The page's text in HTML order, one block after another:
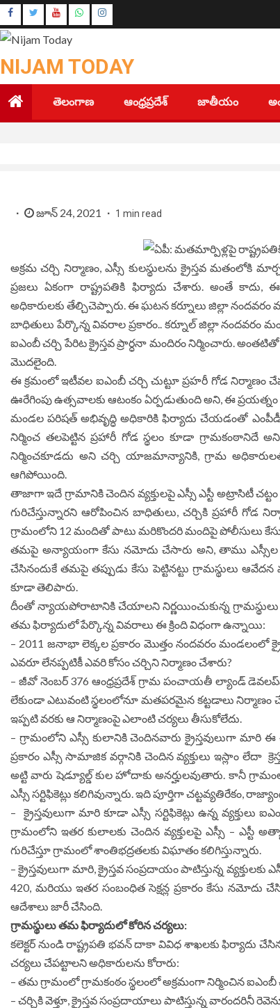
Skip
to
content
Youtube
Instagram
NIJAM TODAY
తెలంగాణ ఆంధ్రప్రదేశ్ జాతీయం
జూన్ 24, 2021 1 min read
అక్రమ చర్చి నిర్మాణం, ఎస్సీ కులస్థులను క్రైస్తవ మతంలోకి
ప్రజలు ఏకంగా రాష్ట్రపతికి ఫిర్యాదు చేశారు. అంతే
అధికారులకు తేల్చిచెప్పారు. ఈ ఘటన కర్నూలు జిల్లా
బాధితులు పేర్కొన్న వివరాల ప్రకారం.. క‌ర్నూల్ జిల్లా నంద‌వ‌రం
ఐఎంబీ చర్చి పేరిట క్రైస్తవ ప్రార్ధనా మందిరం నిర్మించారు.
మొదలైంది.
ఈ క్రమంలో ఇటీవల ఐఎంబీ చర్చి చుట్టూ ప్ర‌హ‌రీ గోడ నిర్మాణం
ఊరేగింపు ఉత్సవాలకు ఆటంకం ఏర్పడుతుంది అని, ఈ ప్రయత్నం
మండల పరిషత్ అభివృద్ధి అధికారికి ఫిర్యాదు చేయడంతో
నిర్మించ తలపెట్టిన ప్రహారీ గోడ స్థలం కూడా గ్రామకంఠానిదే
నిర్మించకూడదు అని చర్చి యాజమాన్యానికి, గ్రామ
ఆగిపోయింది.
తాజాగా ఇదే గ్రామానికి చెందిన వ్యక్తులపై ఎస్సీ ఎస్టీ అట్రాసిటీ
గురిచేస్తున్నారని ఆరోపించిన బాధితులు, చర్చికి ప్రహారీ
గ్రామంలోని 12 మందితో పాటు మరికొందరి మందిపై పోలీసులు కేసు
తమపై అన్యాయంగా కేసు నమోదు చేసారు అని, తాము ఎస్సీల
చేసినందుకే తమపై తప్పుడు కేసు పెట్టినట్టు గ్రామస్థులు
కూడా తెలిపారు.
దీంతో న్యాయపోరాటానికి చేయాలని నిర్ణయించుకున్న గ్రామస్థులు
తమ ఫిర్యాదులో పేర్కొన్న వివరాలు ఈ క్రింది విధంగా ఉన్నాయి:
– 2011 జ‌నాభా లెక్క‌ల ప్ర‌కారం మొత్తం నందవరం మండలంలో
ఎవరూ లేనప్పటికీ ఎవరి కోసం చర్చిని నిర్మాణం చేశారు?
– జీవో నెంబర్ 376 ఆంధ్ర‌ప్ర‌దేశ్ గ్రామ పంచాయ‌తీ ల్యాండ్
లేకుండా ఎటువంటి స్థలంలోనూ మతపరమైన కట్టడాలు
ఇప్పటి వరకు ఆ నిర్మాణంపై ఎలాంటి చర్యలు తీసుకోలేదు.
– గ్రామంలోని ఎస్సీ కులానికి చెందినవారు క్రైస్తవులుగా మారి ఈ
ప్రకారం ఎస్సీ సామాజిక వర్గానికి చెందిన వ్యక్తులు ఇస్లాం లేదా
అట్టి వారు షెడ్యూల్డ్ కుల హోదాకు అనర్హులవుతారు. కానీ
ఎస్సీ సర్టిఫికెట్లు కలిగివున్నారు. ఇది పూర్తిగా చట్టవ్యతిరేకం,
– క్రైస్తవులుగా మారి కూడా ఎస్సీ సర్టిఫికెట్లు ఉన్న వ్యక్తులు
గ్రామంలోని ఇతర కులాలకు చెందిన వ్యక్తులపై ఎస్సీ – ఎస్టీ
గురిచేస్తూ గ్రామంలో శాంతిభ‌ద్ర‌త‌ల‌కు విఘాతం కలిగిస్తున్నారు.
– క్రైస్తవులుగా మారి, క్రైస్తవ సంప్రదాయం పాటిస్తున్న
420, మరియు ఇతర సంబంధిత సెక్షన్ల ప్రకారం కేసు నమోదు
ఆదేశాలు జారీ చేసింది.
గ్రామస్థులు తమ ఫిర్యాదులో కోరిన చర్యలు:
కలెక్టర్ నుండి రాష్ట్రపతి భవన్ దాకా వివిధ శాఖలకు ఫిర్యాదు
చర్యలు చేపట్టాలని అధికారులను కోరారు:
– త‌మ‌ గ్రామంలో గ్రామకంఠం స్థలంలో అక్రమంగా నిర్మించిన
– చర్చికి వెళ్తూ, క్రైస్తవ సంప్రదాయాలు పాటిస్తున్న వారందరినీ